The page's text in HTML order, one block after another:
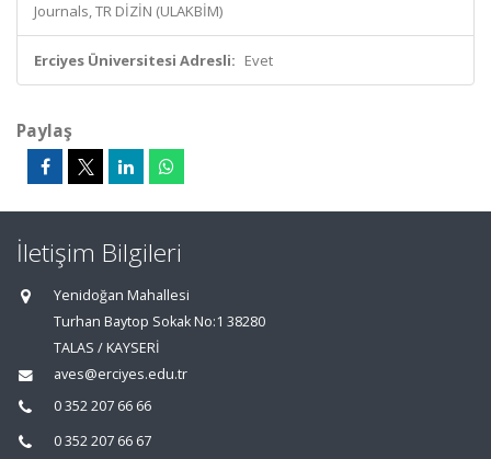
Journals, TR DİZİN (ULAKBİM)
Erciyes Üniversitesi Adresli: Evet
Paylaş
İletişim Bilgileri
Yenidoğan Mahallesi
Turhan Baytop Sokak No:1 38280
TALAS / KAYSERİ
aves@erciyes.edu.tr
0 352 207 66 66
0 352 207 66 67